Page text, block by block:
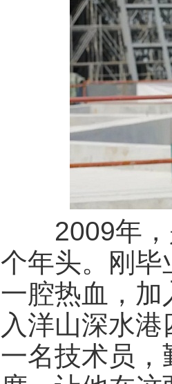
2009年，
个年头。刚毕
一腔热血，
入洋山深水
一名技术员